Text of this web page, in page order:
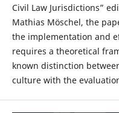
Civil Law Jurisdictions”
Mathias Möschel, the
the implementation and
requires a theoretical
known distinction
culture with the